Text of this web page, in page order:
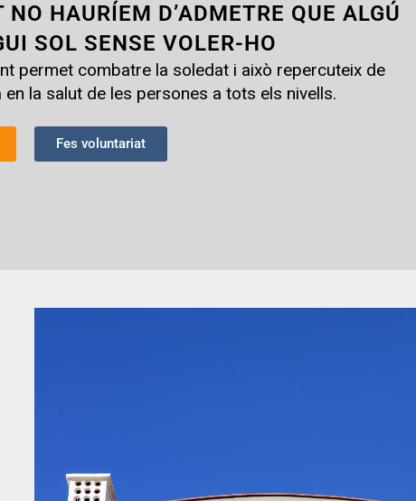
HAURÍEM D’ADMETRE QUE ALGÚ
SOL SENSE VOLER-HO
permet combatre la soledat i això repercuteix de
la salut de les persones a tots els nivells.
Fes voluntariat